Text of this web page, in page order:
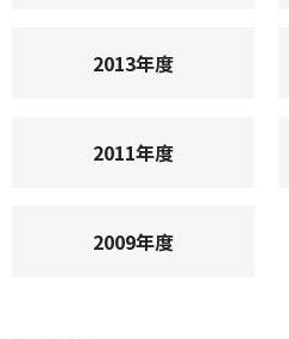
2013年度
2011年度
2009年度